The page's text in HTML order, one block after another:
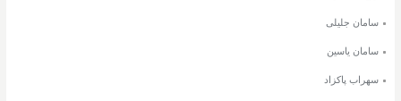
سامان جلیلی
سامان یاسین
سهراب پاکزاد